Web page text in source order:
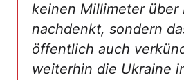
keinen Millimeter über
nachdenkt, sondern
öffentlich auch
weiterhin die Ukraine